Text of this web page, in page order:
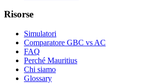
Risorse
Simulatori
Comparatore GBC vs AC
FAQ
Perché Mauritius
Chi siamo
Glossary